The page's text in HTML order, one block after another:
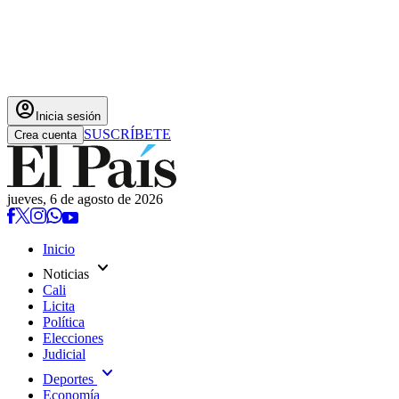
account_circle Inicia sesión
Crea cuenta SUSCRÍBETE
jueves, 6 de agosto de 2026
Inicio
Noticias expand_more
Cali
Licita
Política
Elecciones
Judicial
Deportes expand_more
Economía